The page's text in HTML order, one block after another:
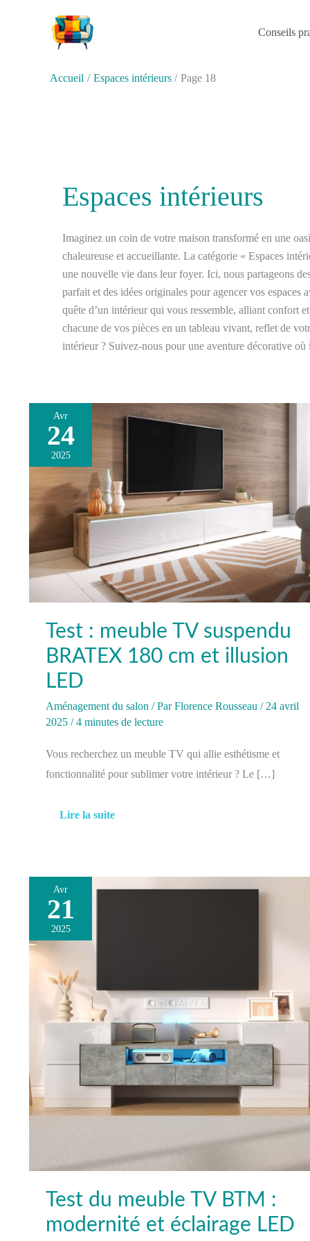
Conseils
Accueil Espaces intérieurs Page 18
Espaces intérieurs
Imaginez un coin de votre maison transformé en une
chaleureuse et accueillante. La catégorie « Espaces
une nouvelle vie dans leur foyer. Ici, nous partageons
parfait et des idées originales pour agencer vos espaces
quête d’un intérieur qui vous ressemble, alliant confort
chacune de vos pièces en un tableau vivant, reflet de
intérieur ? Suivez-nous pour une aventure décorative
Avr
24
2025
Test : meuble TV suspendu
BRATEX 180 cm et illusion
LED
Aménagement du salon / ParFlorence Rousseau / 24 avril
2025 /4 minutes de lecture
Vous recherchez un meuble TV qui allie esthétisme et
fonctionnalité pour sublimer votre intérieur ? Le […]
Test
:
meuble
suspendu
BRATEX
180
et
illusion
LED
Lire la suite
Avr
21
2025
Test du meuble TV BTM :
modernité et éclairage LED
Test
du
meuble
:
modernité
et
éclairage